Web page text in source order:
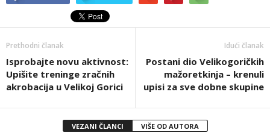
Prethodni članak
Isprobajte novu aktivnost:
Upišite treninge zračnih
akrobacija u Velikoj Gorici
Idući članak
Postani dio Velikogoričkih
mažoretkinja – krenuli
upisi za sve dobne skupine
VEZANI ČLANCI VIŠE OD AUTORA